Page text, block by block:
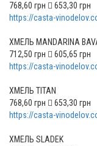
768,60 грн  653,30 грн
https://casta-
ХМЕЛЬ MANDARINA
712,50 грн  605,65 грн
https://casta-
ХМЕЛЬ TITAN
768,60 грн  653,30 грн
https://casta-
ХМЕЛЬ SLADEK